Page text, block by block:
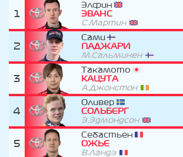
1
Элфин
ЭВАНС
С.Мартин
2
Сами
ПАДЖАРИ
М.Сальминен
3
Такамото
КАЦУТА
А.Джонстон
4
Оливер
СОЛЬБЕРГ
Э.Эдмондсон
5
Себастьен
ОЖЬЕ
В.Ландэ